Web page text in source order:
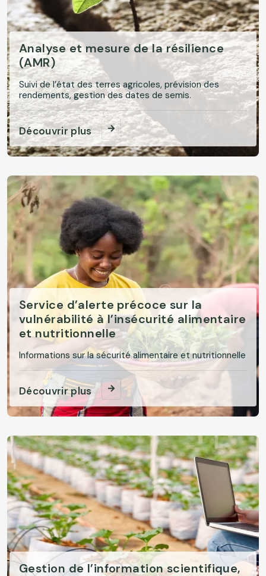
Analyse et mesure de la résilience
(AMR)
Suivi de l’état des terres agricoles, prévision des
rendements, gestion des dates de semis.
Découvrir plus
Service d’alerte précoce sur la
vulnérabilité à l’insécurité alimentaire
et nutritionnelle
Informations sur la sécurité alimentaire et nutritionnelle
Découvrir plus
Gestion de l’information scientifique,